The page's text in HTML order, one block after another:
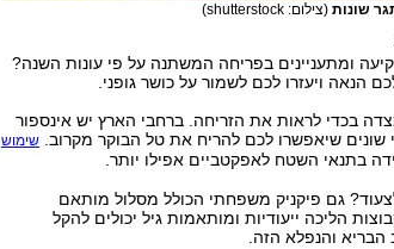
שונות (צילום: shutterstock)
ומתעניינים בפריחה המשתנה על פי עונות השנה?
הנאה ויעזרו לכם לשמור על כושר גופני.
בכדי לראות את הזריחה. ברחבי הארץ יש אינספור
שונים שיאפשרו לכם להריח את טל הבוקר מקרוב. שימוש
בתנאי השטח לאפקטביים אפילו יותר.
גם פיקניק משפחתי הכולל מסלול מותאם
הליכה ייעודיות ומותאמות גיל יכולים להקל
והנפלא הזה.